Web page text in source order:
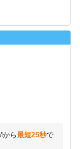
から最短25秒で